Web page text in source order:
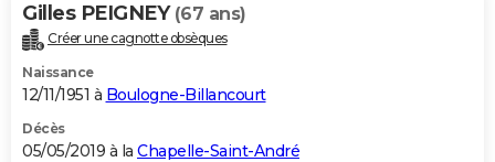
Gilles PEIGNEY (67 ans)
Créer une cagnotte obsèques
Naissance
12/11/1951 à Boulogne-Billancourt
Décès
05/05/2019 à la Chapelle-Saint-André